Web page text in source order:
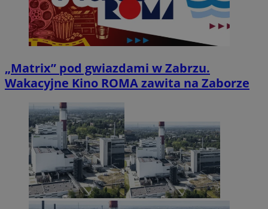
„Matrix” pod gwiazdami w Zabrzu.
Wakacyjne Kino ROMA zawita na Zaborze